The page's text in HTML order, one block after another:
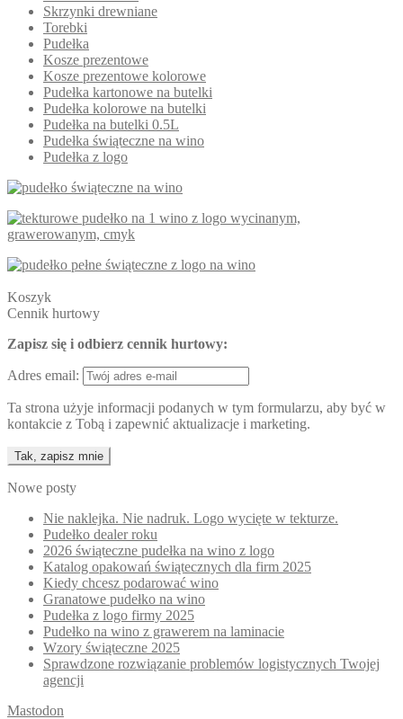
Skrzynki drewniane
Torebki
Pudełka
Kosze prezentowe
Kosze prezentowe kolorowe
Pudełka kartonowe na butelki
Pudełka kolorowe na butelki
Pudełka na butelki 0.5L
Pudełka świąteczne na wino
Pudełka z logo
Koszyk
Cennik hurtowy
Zapisz się i odbierz cennik hurtowy:
Adres email:
Ta strona użyje informacji podanych w tym formularzu, aby być w
kontakcie z Tobą i zapewnić aktualizacje i marketing.
Nowe posty
Nie naklejka. Nie nadruk. Logo wycięte w tekturze.
Pudełko dealer roku
2026 świąteczne pudełka na wino z logo
Katalog opakowań świątecznych dla firm 2025
Kiedy chcesz podarować wino
Granatowe pudełko na wino
Pudełka z logo firmy 2025
Pudełko na wino z grawerem na laminacie
Wzory świąteczne 2025
Sprawdzone rozwiązanie problemów logistycznych Twojej
agencji
Mastodon